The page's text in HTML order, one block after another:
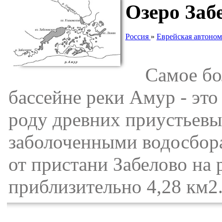
Озеро
Россия » Еврейская
Самое
бассейне реки Амур -
роду древних
заболоченными
от пристани Забелово
приблизительно 4,28